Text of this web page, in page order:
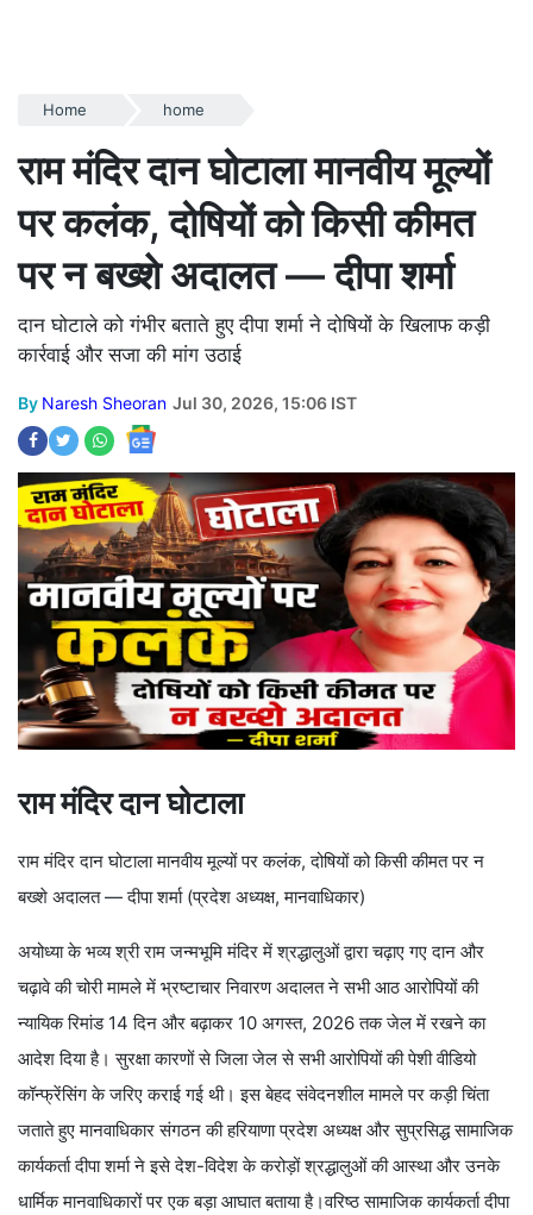
Home home
राम मंदिर दान घोटाला मानवीय मूल्यों
पर कलंक, दोषियों को किसी कीमत
पर न बख्शे अदालत — दीपा शर्मा
दान घोटाले को गंभीर बताते हुए दीपा शर्मा ने दोषियों के खिलाफ कड़ी
कार्रवाई और सजा की मांग उठाई
By Naresh Sheoran Jul 30, 2026, 15:06 IST
राम मंदिर दान घोटाला
राम मंदिर दान घोटाला मानवीय मूल्यों पर कलंक, दोषियों को किसी कीमत पर न
बख्शे अदालत — दीपा शर्मा (प्रदेश अध्यक्ष, मानवाधिकार)
अयोध्या के भव्य श्री राम जन्मभूमि मंदिर में श्रद्धालुओं द्वारा चढ़ाए गए दान और
चढ़ावे की चोरी मामले में भ्रष्टाचार निवारण अदालत ने सभी आठ आरोपियों की
न्यायिक रिमांड 14 दिन और बढ़ाकर 10 अगस्त, 2026 तक जेल में रखने का
आदेश दिया है। सुरक्षा कारणों से जिला जेल से सभी आरोपियों की पेशी वीडियो
कॉन्फ्रेंसिंग के जरिए कराई गई थी। इस बेहद संवेदनशील मामले पर कड़ी चिंता
जताते हुए मानवाधिकार संगठन की हरियाणा प्रदेश अध्यक्ष और सुप्रसिद्ध सामाजिक
कार्यकर्ता दीपा शर्मा ने इसे देश-विदेश के करोड़ों श्रद्धालुओं की आस्था और उनके
धार्मिक मानवाधिकारों पर एक बड़ा आघात बताया है।वरिष्ठ सामाजिक कार्यकर्ता दीपा